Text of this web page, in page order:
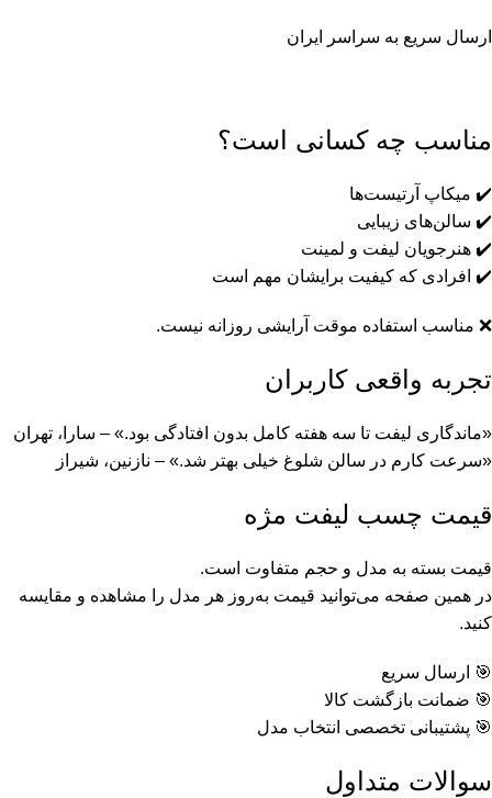
ارسال سریع به سراسر ایران
مناسب چه کسانی است؟
✔️ میکاپ آرتیست‌ها
✔️ سالن‌های زیبایی
✔️ هنرجویان لیفت و لمینت
✔️ افرادی که کیفیت برایشان مهم است
❌ مناسب استفاده موقت آرایشی روزانه نیست.
تجربه واقعی کاربران
«ماندگاری لیفت تا سه هفته کامل بدون افتادگی بود.» – سارا، تهران
«سرعت کارم در سالن شلوغ خیلی بهتر شد.» – نازنین، شیراز
قیمت چسب لیفت مژه
قیمت بسته به مدل و حجم متفاوت است.
در همین صفحه می‌توانید قیمت به‌روز هر مدل را مشاهده و مقایسه
کنید.
🎯 ارسال سریع
🎯 ضمانت بازگشت کالا
🎯 پشتیبانی تخصصی انتخاب مدل
سوالات متداول